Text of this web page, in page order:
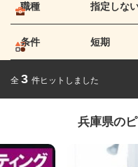
職種 指定しな
条件 短期
全 3 件ヒットしました
兵庫県の